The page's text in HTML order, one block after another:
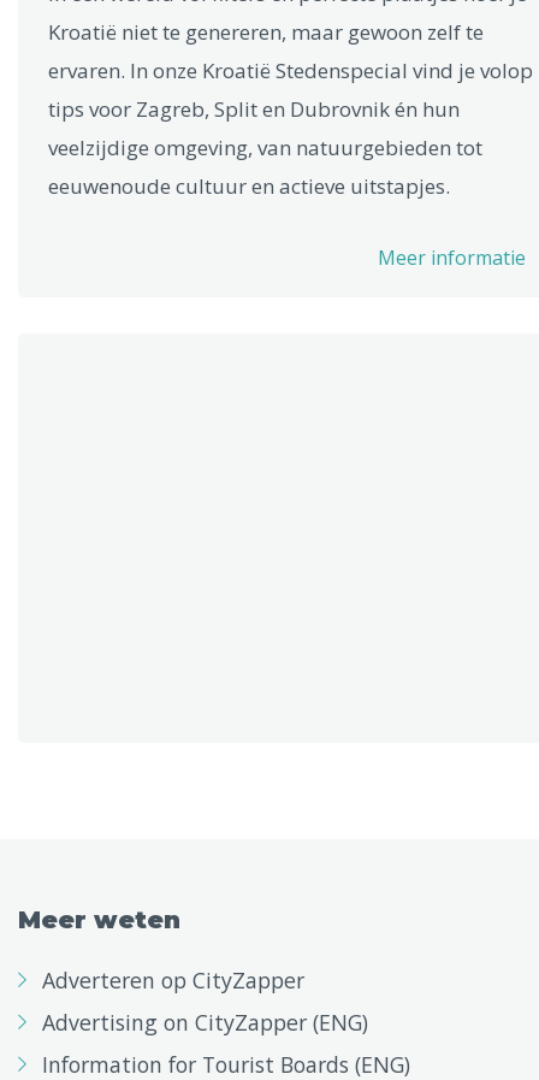
Kroatië niet te genereren, maar gewoon zelf te
ervaren. In onze Kroatië Stedenspecial vind je volop
tips voor Zagreb, Split en Dubrovnik én hun
veelzijdige omgeving, van natuurgebieden tot
eeuwenoude cultuur en actieve uitstapjes.
Meer informatie
Meer weten
Adverteren op CityZapper
Advertising on CityZapper (ENG)
Information for Tourist Boards (ENG)